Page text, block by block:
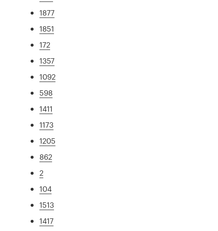
1877
1851
172
1357
1092
598
1411
1173
1205
862
2
104
1513
1417